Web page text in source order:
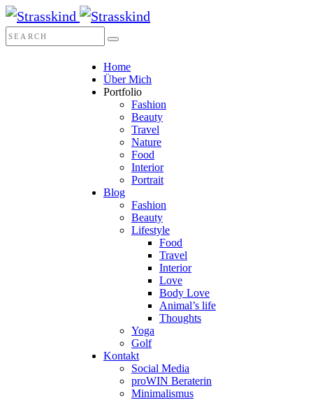
Home
Über Mich
Portfolio
Fashion
Beauty
Travel
Nature
Food
Interior
Portrait
Blog
Fashion
Beauty
Lifestyle
Food
Travel
Interior
Love
Body Love
Animal’s life
Thoughts
Yoga
Golf
Kontakt
Social Media
proWIN Beraterin
Minimalismus